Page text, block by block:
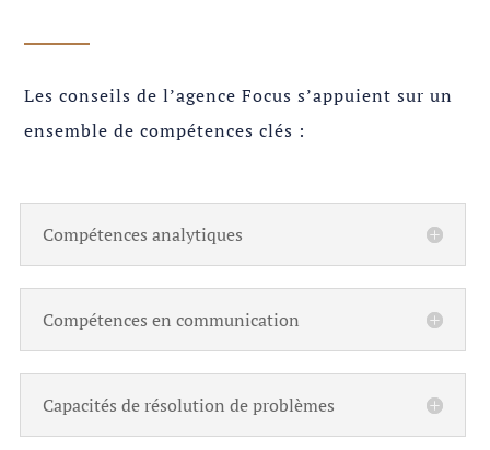
Les conseils de l’agence Focus s’appuient sur un
ensemble de compétences clés :
Compétences analytiques
Compétences en communication
Capacités de résolution de problèmes